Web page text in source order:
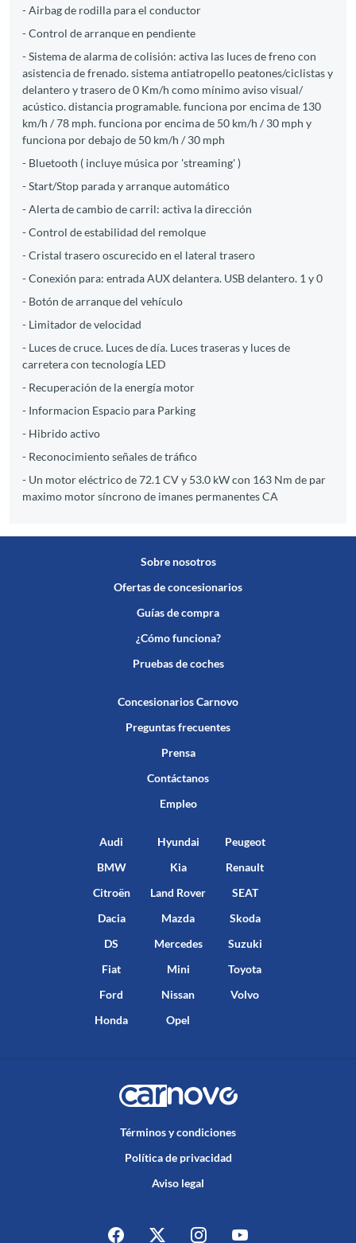
- Airbag de rodilla para el conductor
- Control de arranque en pendiente
- Sistema de alarma de colisión: activa las luces de freno con
asistencia de frenado. sistema antiatropello peatones/ciclistas y
delantero y trasero de 0 Km/h como mínimo aviso visual/
acústico. distancia programable. funciona por encima de 130
km/h / 78 mph. funciona por encima de 50 km/h / 30 mph y
funciona por debajo de 50 km/h / 30 mph
- Bluetooth ( incluye música por 'streaming' )
- Start/Stop parada y arranque automático
- Alerta de cambio de carril: activa la dirección
- Control de estabilidad del remolque
- Cristal trasero oscurecido en el lateral trasero
- Conexión para: entrada AUX delantera. USB delantero. 1 y 0
- Botón de arranque del vehículo
- Limitador de velocidad
- Luces de cruce. Luces de día. Luces traseras y luces de
carretera con tecnología LED
- Recuperación de la energía motor
- Informacion Espacio para Parking
- Hibrido activo
- Reconocimiento señales de tráfico
- Un motor eléctrico de 72.1 CV y 53.0 kW con 163 Nm de par
maximo motor síncrono de imanes permanentes CA
Sobre nosotros
Ofertas de concesionarios
Guías de compra
¿Cómo funciona?
Pruebas de coches
Concesionarios Carnovo
Preguntas frecuentes
Prensa
Contáctanos
Empleo
Audi
BMW
Citroën
Dacia
DS
Fiat
Ford
Honda
Hyundai
Kia
Land Rover
Mazda
Mercedes
Mini
Nissan
Opel
Peugeot
Renault
SEAT
Skoda
Suzuki
Toyota
Volvo
Términos y condiciones
Política de privacidad
Aviso legal